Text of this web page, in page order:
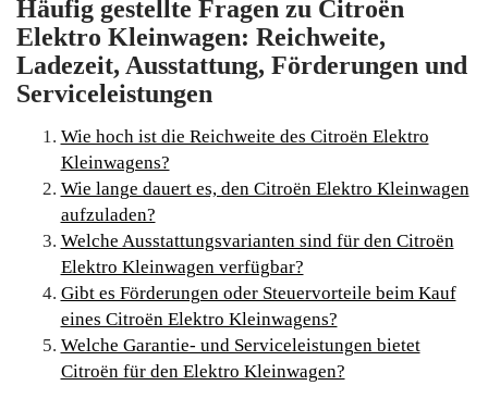
Häufig gestellte Fragen zu Citroën
Elektro Kleinwagen: Reichweite,
Ladezeit, Ausstattung, Förderungen und
Serviceleistungen
Wie hoch ist die Reichweite des Citroën Elektro
Kleinwagens?
Wie lange dauert es, den Citroën Elektro Kleinwagen
aufzuladen?
Welche Ausstattungsvarianten sind für den Citroën
Elektro Kleinwagen verfügbar?
Gibt es Förderungen oder Steuervorteile beim Kauf
eines Citroën Elektro Kleinwagens?
Welche Garantie- und Serviceleistungen bietet
Citroën für den Elektro Kleinwagen?